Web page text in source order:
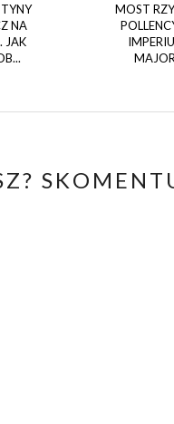
NA
JAK
MOST